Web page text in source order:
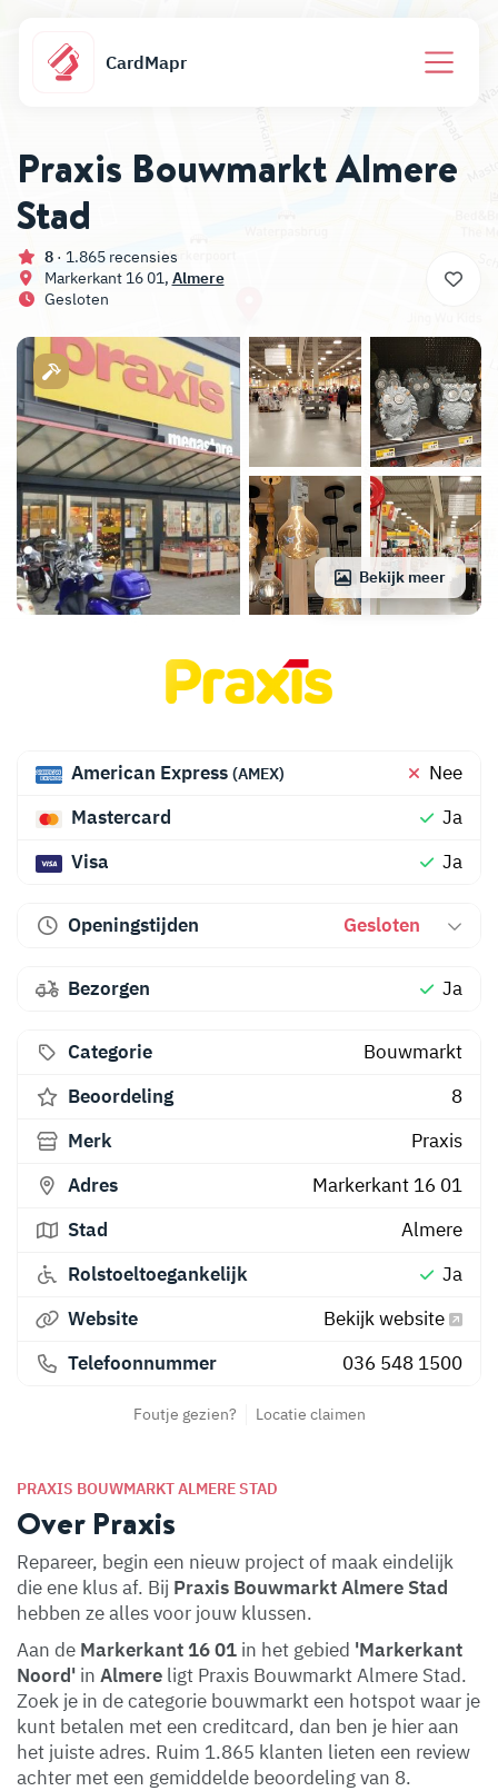
CardMapr
Praxis Bouwmarkt Almere
Stad
8 · 1.865 recensies
Markerkant 16 01, Almere
Gesloten
Bekijk meer
PRAXIS BOUWMARKT ALMERE STAD
Over Praxis
Repareer, begin een nieuw project of maak eindelijk
die ene klus af. Bij Praxis Bouwmarkt Almere Stad
hebben ze alles voor jouw klussen.
Aan de Markerkant 16 01 in het gebied 'Markerkant
Noord' in Almere ligt Praxis Bouwmarkt Almere Stad.
Zoek je in de categorie bouwmarkt een hotspot waar je
kunt betalen met een creditcard, dan ben je hier aan
het juiste adres. Ruim 1.865 klanten lieten een review
achter met een gemiddelde beoordeling van 8.
American Express (AMEX)
Nee
Mastercard
Ja
Visa
Ja
Openingstijden Gesloten
Bezorgen Ja
Categorie
Bouwmarkt
Beoordeling
8
Merk
Praxis
Adres
Markerkant 16 01
Stad
Almere
Rolstoeltoegankelijk
Ja
Website
Bekijk website
Telefoonnummer
036 548 1500
Foutje gezien? Locatie claimen